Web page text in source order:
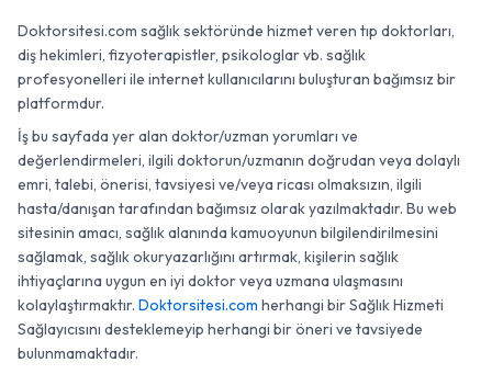
Doktorsitesi.com sağlık sektöründe hizmet veren tıp doktorları,
diş hekimleri, fizyoterapistler, psikologlar vb. sağlık
profesyonelleri ile internet kullanıcılarını buluşturan bağımsız bir
platformdur.
İş bu sayfada yer alan doktor/uzman yorumları ve
değerlendirmeleri, ilgili doktorun/uzmanın doğrudan veya dolaylı
emri, talebi, önerisi, tavsiyesi ve/veya ricası olmaksızın, ilgili
hasta/danışan tarafından bağımsız olarak yazılmaktadır. Bu web
sitesinin amacı, sağlık alanında kamuoyunun bilgilendirilmesini
sağlamak, sağlık okuryazarlığını artırmak, kişilerin sağlık
ihtiyaçlarına uygun en iyi doktor veya uzmana ulaşmasını
kolaylaştırmaktır. Doktorsitesi.com herhangi bir Sağlık Hizmeti
Sağlayıcısını desteklemeyip herhangi bir öneri ve tavsiyede
bulunmamaktadır.